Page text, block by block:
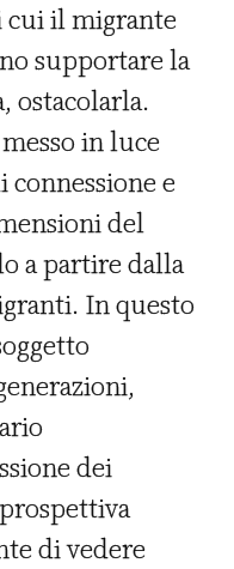
cui il migrante
supportare la
ostacolarla.
in luce
connessione e
del
a partire dalla
In questo
dei
di vedere